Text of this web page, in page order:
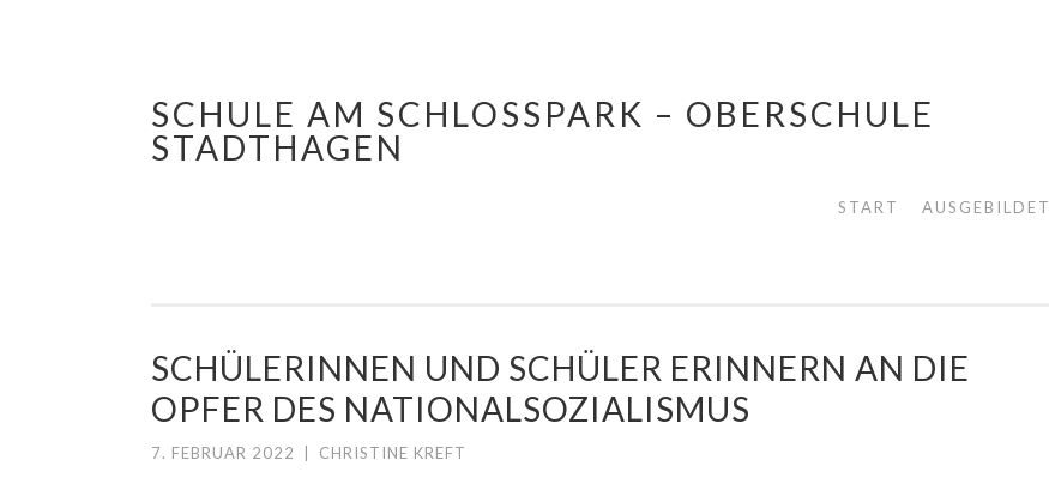
Springe
zum
SCHULE AM SCHLOSSPARK – OBERSCHULE
STADTHAGEN
START AUSGEBILDET
SCHÜLERINNEN UND SCHÜLER ERINNERN AN DIE
OPFER DES NATIONALSOZIALISMUS
7. FEBRUAR 2022 CHRISTINE KREFT